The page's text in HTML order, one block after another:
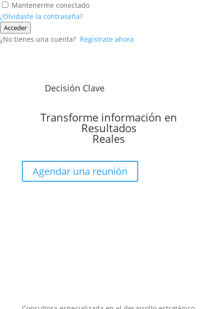
Mantenerme conectado
¿Olvidaste la contraseña?
Acceder
¿No tienes una cuenta? Regístrate ahora
Decisión Clave
Transforme información en
Resultados
Reales
Agendar una reunión